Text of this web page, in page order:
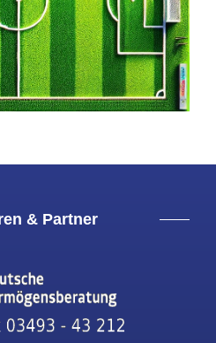
& Partner